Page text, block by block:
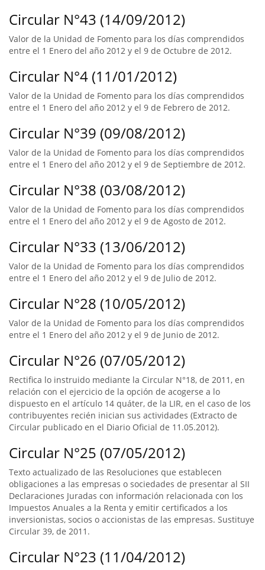
Circular N°43 (14/09/2012)
Valor de la Unidad de Fomento para los días comprendidos
entre el 1 Enero del año 2012 y el 9 de Octubre de 2012.
Circular N°4 (11/01/2012)
Valor de la Unidad de Fomento para los días comprendidos
entre el 1 Enero del año 2012 y el 9 de Febrero de 2012.
Circular N°39 (09/08/2012)
Valor de la Unidad de Fomento para los días comprendidos
entre el 1 Enero del año 2012 y el 9 de Septiembre de 2012.
Circular N°38 (03/08/2012)
Valor de la Unidad de Fomento para los días comprendidos
entre el 1 Enero del año 2012 y el 9 de Agosto de 2012.
Circular N°33 (13/06/2012)
Valor de la Unidad de Fomento para los días comprendidos
entre el 1 Enero del año 2012 y el 9 de Julio de 2012.
Circular N°28 (10/05/2012)
Valor de la Unidad de Fomento para los días comprendidos
entre el 1 Enero del año 2012 y el 9 de Junio de 2012.
Circular N°26 (07/05/2012)
Rectifica lo instruido mediante la Circular N°18, de 2011, en
relación con el ejercicio de la opción de acogerse a lo
dispuesto en el artículo 14 quáter, de la LIR, en el caso de los
contribuyentes recién inician sus actividades (Extracto de
Circular publicado en el Diario Oficial de 11.05.2012).
Circular N°25 (07/05/2012)
Texto actualizado de las Resoluciones que establecen
obligaciones a las empresas o sociedades de presentar al SII
Declaraciones Juradas con información relacionada con los
Impuestos Anuales a la Renta y emitir certificados a los
inversionistas, socios o accionistas de las empresas. Sustituye
Circular 39, de 2011.
Circular N°23 (11/04/2012)